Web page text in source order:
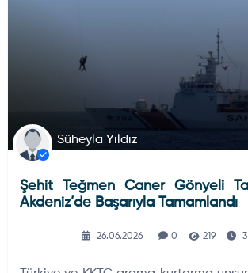
Süheyla Yıldız
Şehit Teğmen Caner Gönyeli
Akdeniz’de Başarıyla Tamamlandı
26.06.2026 0 219
Silah ve Mühimmatlar
Füze ve Roketler